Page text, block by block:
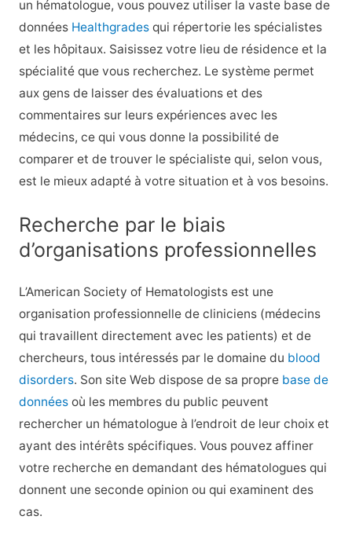
un hématologue, vous pouvez utiliser la vaste base de
données Healthgradesqui répertorie les spécialistes
et les hôpitaux. Saisissez votre lieu de résidence et la
spécialité que vous recherchez. Le système permet
aux gens de laisser des évaluations et des
commentaires sur leurs expériences avec les
médecins, ce qui vous donne la possibilité de
comparer et de trouver le spécialiste qui, selon vous,
est le mieux adapté à votre situation et à vos besoins.
Recherche par le biais
d’organisations professionnelles
L’American Society of Hematologists est une
organisation professionnelle de cliniciens (médecins
qui travaillent directement avec les patients) et de
chercheurs, tous intéressés par le domaine du blood
disorders. Son site Web dispose de sa propre base de
donnéesoù les membres du public peuvent
rechercher un hématologue à l’endroit de leur choix et
ayant des intérêts spécifiques. Vous pouvez affiner
votre recherche en demandant des hématologues qui
donnent une seconde opinion ou qui examinent des
cas.